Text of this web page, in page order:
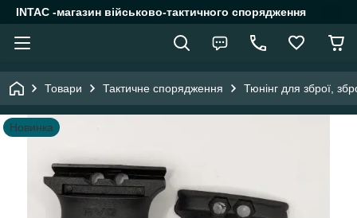
INTAC -магазин військово-тактичного спорядження
Товари Тактичне спорядження Тюнінг для зброї,
Новинка